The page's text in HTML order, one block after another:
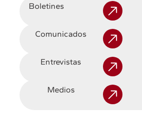
Boletines
Comunicados
Entrevistas
Medios